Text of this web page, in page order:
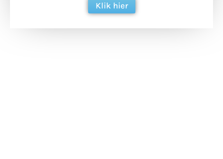
Klik hier